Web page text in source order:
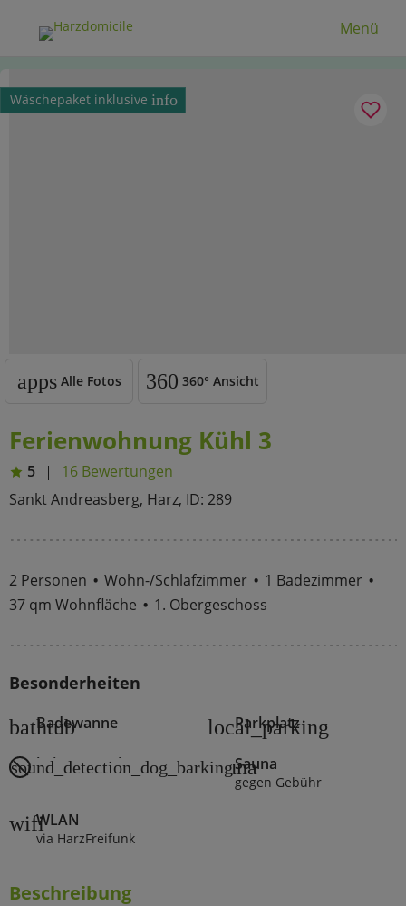
Menü
Wäschepaket inklusive info
apps Alle Fotos 360 360° Ansicht
Ferienwohnung Kühl 3
5
16 Bewertungen
Sankt Andreasberg, Harz, ID: 289
2 Personen Wohn-/Schlafzimmer
1 Badezimmer
37 qm Wohnfläche
1. Obergeschoss
Besonderheiten
bathtub
Badewanne local_parking
Parkplatz
sound_detection_dog_barking
keine Haustiere saunaSauna
gegen Gebühr
wifiWLAN
via HarzFreifunk
Beschreibung